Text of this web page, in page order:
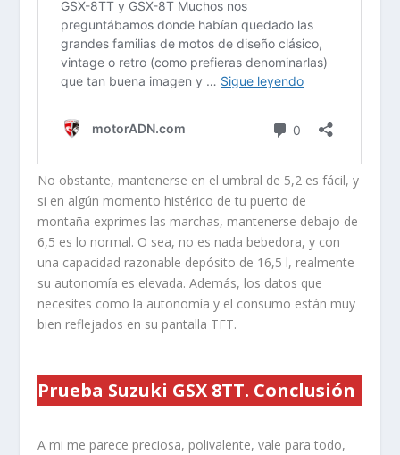
No obstante, mantenerse en el umbral de 5,2 es fácil, y
si en algún momento histérico de tu puerto de
montaña exprimes las marchas, mantenerse debajo de
6,5 es lo normal. O sea, no es nada bebedora, y con
una capacidad razonable depósito de 16,5 l, realmente
su autonomía es elevada. Además, los datos que
necesites como la autonomía y el consumo están muy
bien reflejados en su pantalla TFT.
Prueba Suzuki GSX 8TT. Conclusión
A mi me parece preciosa, polivalente, vale para todo,